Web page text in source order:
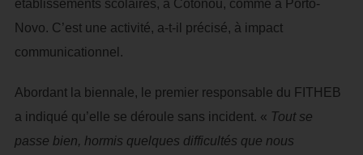
établissements scolaires, à Cotonou, comme à Porto-
Novo. C’est une activité, a-t-il précisé, à impact
communicationnel.
Abordant la biennale, le premier responsable du FITHEB
a indiqué qu’elle se déroule sans incident. « Tout se
passe bien, hormis quelques difficultés que nous